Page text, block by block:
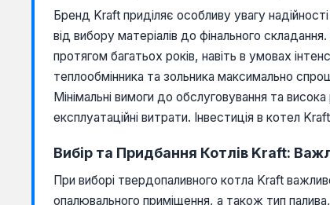
Бренд Kraft приділяє особливу увагу
від вибору матеріалів до фінального
протягом багатьох років, навіть в умовах
теплообмінника та зольника максимально
Мінімальні вимоги до обслуговування та
експлуатаційні витрати. Інвестиція в котел
Вибір та Придбання Котлів Kraft:
При виборі твердопаливного котла Kraft
опалювального приміщення, а також тип